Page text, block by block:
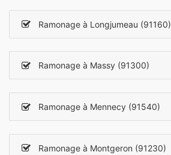
Ramonage à Longjumeau (91160)
Ramonage à Massy (91300)
Ramonage à Mennecy (91540)
Ramonage à Montgeron (91230)